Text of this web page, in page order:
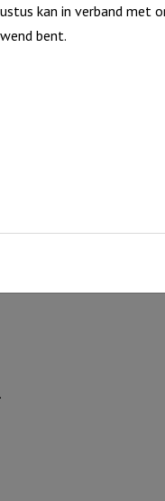
kan in verband met
bent.